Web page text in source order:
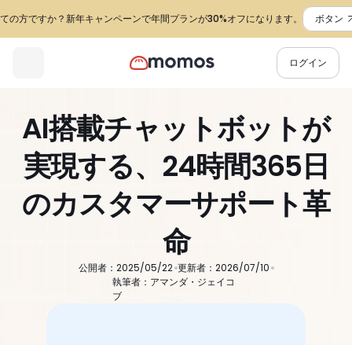
AI搭載チャットボットが
実現する、24時間365日
のカスタマーサポート革
命
公開者：2025/05/22 更新者：2026/07/10
執筆者：アマンダ・ジェイコ
ブ
の方ですか？新年キャンペーンで年間プランが30%オフになります。 ボタン
ログイン